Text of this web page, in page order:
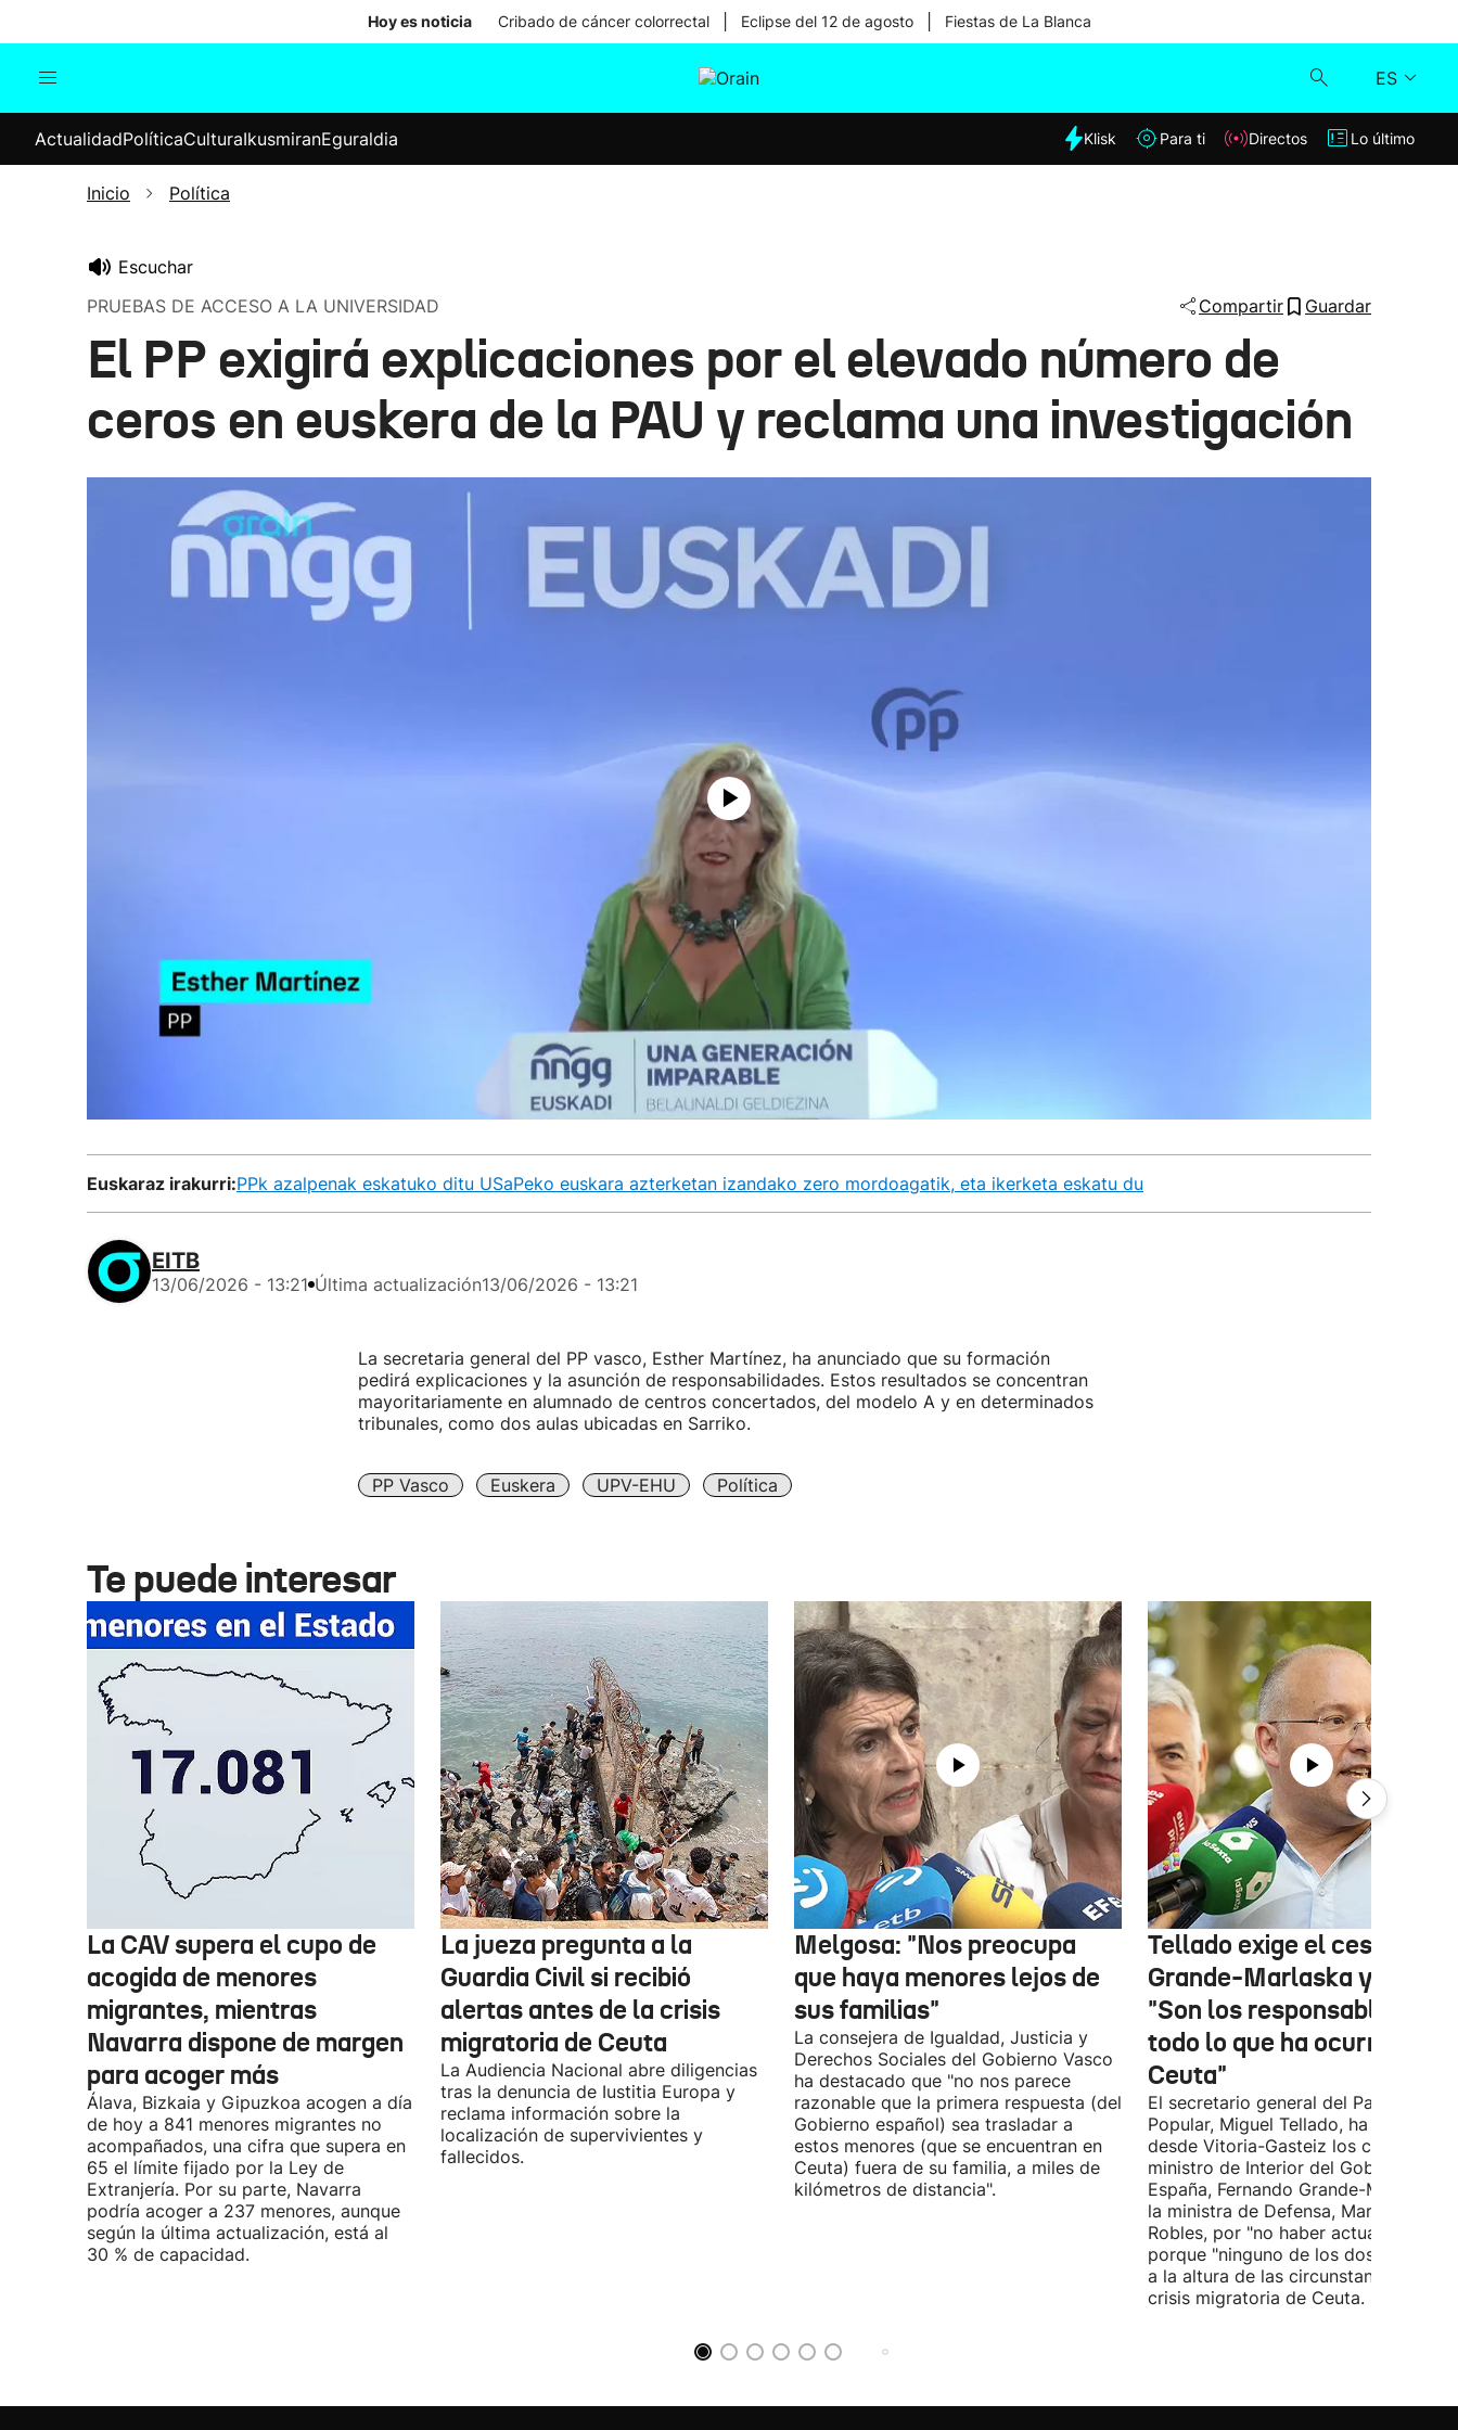
Hoy es noticia Cribado de cáncer colorrectal Eclipse del 12 de agosto Fiestas de La Blanca
ES
Internacional
Elecciones
Klisk
ActualidadPolíticaCulturaIkusmiranEguraldia Klisk Para ti Directos Lo último
Inicio Política
Escuchar
PRUEBAS DE ACCESO A LA UNIVERSIDAD
Compartir Guardar
El PP exigirá explicaciones por el elevado número de
ceros en euskera de la PAU y reclama una investigación
Euskaraz irakurri:PPk azalpenak eskatuko ditu USaPeko euskara azterketan izandako zero mordoagatik, eta ikerketa eskatu du
EITB
13/06/2026 - 13:21 Última actualización13/06/2026 - 13:21
La secretaria general del PP vasco, Esther Martínez, ha anunciado que su formación
pedirá explicaciones y la asunción de responsabilidades. Estos resultados se concentran
mayoritariamente en alumnado de centros concertados, del modelo A y en determinados
tribunales, como dos aulas ubicadas en Sarriko.
PP Vasco Euskera UPV-EHU Política
Te puede interesar
La CAV supera el cupo de
acogida de menores
migrantes, mientras
Navarra dispone de margen
para acoger más
Álava, Bizkaia y Gipuzkoa acogen a día
de hoy a 841 menores migrantes no
acompañados, una cifra que supera en
65 el límite fijado por la Ley de
Extranjería. Por su parte, Navarra
podría acoger a 237 menores, aunque
según la última actualización, está al
30 % de capacidad.
La jueza pregunta a la
Guardia Civil si recibió
alertas antes de la crisis
migratoria de Ceuta
La Audiencia Nacional abre diligencias
tras la denuncia de Iustitia Europa y
reclama información sobre la
localización de supervivientes y
fallecidos.
Melgosa: "Nos preocupa
que haya menores lejos de
sus familias"
La consejera de Igualdad, Justicia y
Derechos Sociales del Gobierno Vasco
ha destacado que "no nos parece
razonable que la primera respuesta (del
Gobierno español) sea trasladar a
estos menores (que se encuentran en
Ceuta) fuera de su familia, a miles de
kilómetros de distancia".
Tellado exige el cese de
Grande-Marlaska y
"Son los responsables de
todo lo que ha ocurrido en
Ceuta"
El secretario general del Partido
Popular, Miguel Tellado, ha exigido
desde Vitoria-Gasteiz los ceses del
ministro de Interior del Gobierno de
España, Fernando Grande-Marlaska, y
la ministra de Defensa, Margarita
Robles, por "no haber actuado" y
porque "ninguno de los dos ha
a la altura de las circunstancias" ante
crisis migratoria de Ceuta.